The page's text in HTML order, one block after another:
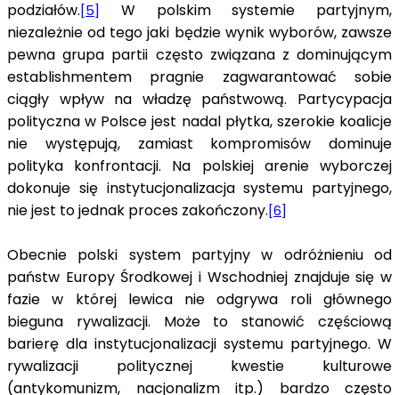
podziałów. [5]
W polskim systemie partyjnym,
niezależnie od tego jaki będzie wynik wyborów, zawsze
pewna grupa partii często związana z dominującym
establishmentem pragnie zagwarantować sobie
ciągły wpływ na władzę państwową. Partycypacja
polityczna w Polsce jest nadal płytka, szerokie koalicje
nie występują, zamiast kompromisów dominuje
polityka konfrontacji. Na polskiej arenie wyborczej
dokonuje się instytucjonalizacja systemu partyjnego,
nie jest to jednak proces zakończony. [6]
Obecnie polski system partyjny w odróżnieniu od
państw Europy Środkowej i Wschodniej znajduje się w
fazie w której lewica nie odgrywa roli głównego
bieguna rywalizacji. Może to stanowić częściową
barierę dla instytucjonalizacji systemu partyjnego. W
rywalizacji politycznej kwestie kulturowe
(antykomunizm, nacjonalizm itp.) bardzo często